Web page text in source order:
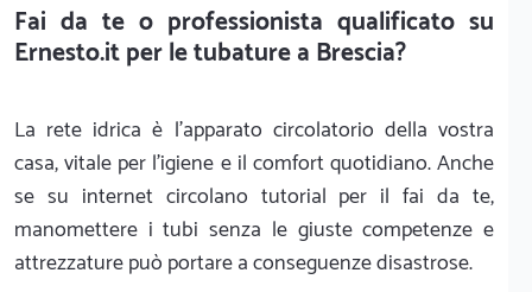
Fai da te o professionista qualificato su
Ernesto.it per le tubature a Brescia?
La rete idrica è l'apparato circolatorio della vostra
casa, vitale per l'igiene e il comfort quotidiano. Anche
se su internet circolano tutorial per il fai da te,
manomettere i tubi senza le giuste competenze e
attrezzature può portare a conseguenze disastrose.